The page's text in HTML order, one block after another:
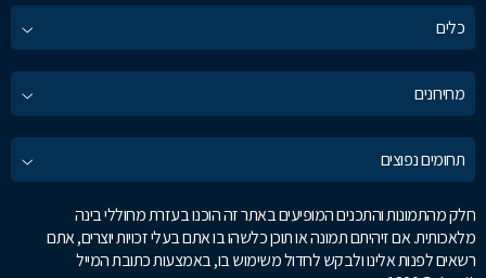
כלים
מחירונים
תחומים נפוצים
חלק מהתמונות והתכנים המופיעים באתר זה הוכנו בעזרת מחוללי בינה
מלאכותית. אם זיהיתם תמונה או תוכן כלשהו בו אתם בעלי זכויות יוצרים, אתם
רשאים לפנות אלינו ולבקש לחדול משימוש בו, באמצעות כתובת המייל